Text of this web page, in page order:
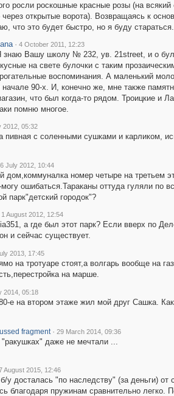
росли роскошные красные розы (на
через открытые ворота). Возвращаясь к
что это будет быстро, но я буду стараться.
· 4 October 2011, 12:23
знаю Вашу школу № 232, ув. 21street, и о
на свете булочки с таким
воспоминания. А маленький
начале 90-х. И, конечно же, мне также
что был когда-то рядом. Троицкие и
помню многое.
2012, 05:32
пивная с соленными сушками и карликом,
July 2012, 10:44
дом,коммуналка номер четыре на третьем
ошибаться.Тараканы оттуда гуляли по
парк"детский городок"?
1 August 2012, 12:54
а где был этот парк? Если вверх по
и сейчас существует.
2013, 17:45
на тротуаре стоят,а волгарь вообще на
на марше.
2014, 05:18
е на втором этаже жил мой друг Сашка.
fragment · 29 March 2014, 09:36
"ракушках" даже не мечтали ...
August 2015, 12:46
у досталась "по наследству" (за деньги)
благодаря пружинам сравнительно